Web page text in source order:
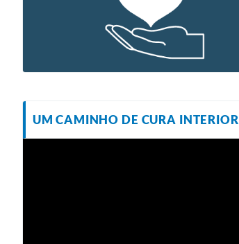
UM CAMINHO DE CURA INTERIOR